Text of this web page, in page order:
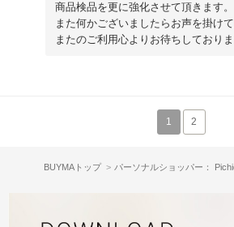
商品検品を更に強化させて頂きます。
また何かございましたらお声を掛け
またのご利用心よりお待ちしておりま
1 2
BUYMAトップ パーソナルショッパー：